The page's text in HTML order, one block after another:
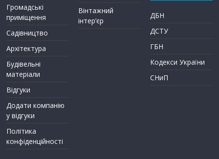
Громадські
приміщення
Садівництво
Архітектура
Будівельні
матеріали
Відгуки
Додати компанію
у відгуки
Політика
конфіденційності
Вінтажний
інтер’єр
ДБН
ДСТУ
ГБН
Кодекси України
СНиП